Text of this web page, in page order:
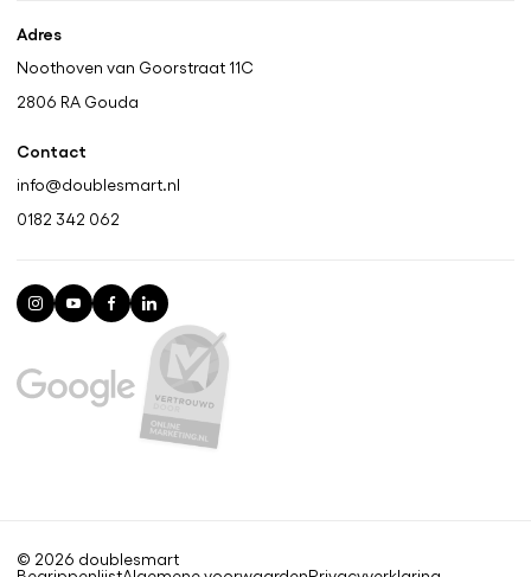
Adres
Noothoven van Goorstraat 11C
2806 RA Gouda
Contact
info@doublesmart.nl
0182 342 062
© 2026 doublesmart